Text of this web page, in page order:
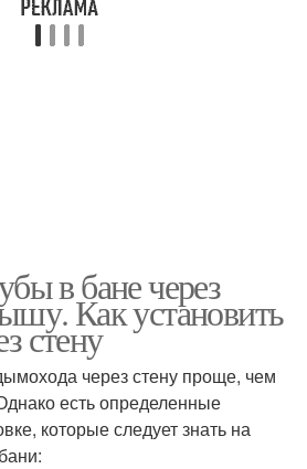
в бане через
Как установить
стену
через стену проще, чем
есть определенные
которые следует знать на